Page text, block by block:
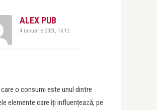
ALEX PUB
4 ianuarie 2021, 16:12
care o consumi este unul dintre
elemente care îți influențează, pe